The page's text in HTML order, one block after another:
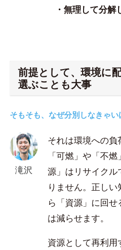
・無理して分解
前提として、環境に
選ぶことも大事
そもそも、なぜ分別しなきゃい
滝沢
それは環境への負
「可燃」や「不
源」はリサイクル
りません。正し
ら「資源」に回せ
は減らせます。
資源として再利